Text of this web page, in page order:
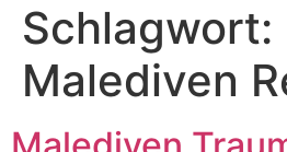
Schlagwort:
Malediven